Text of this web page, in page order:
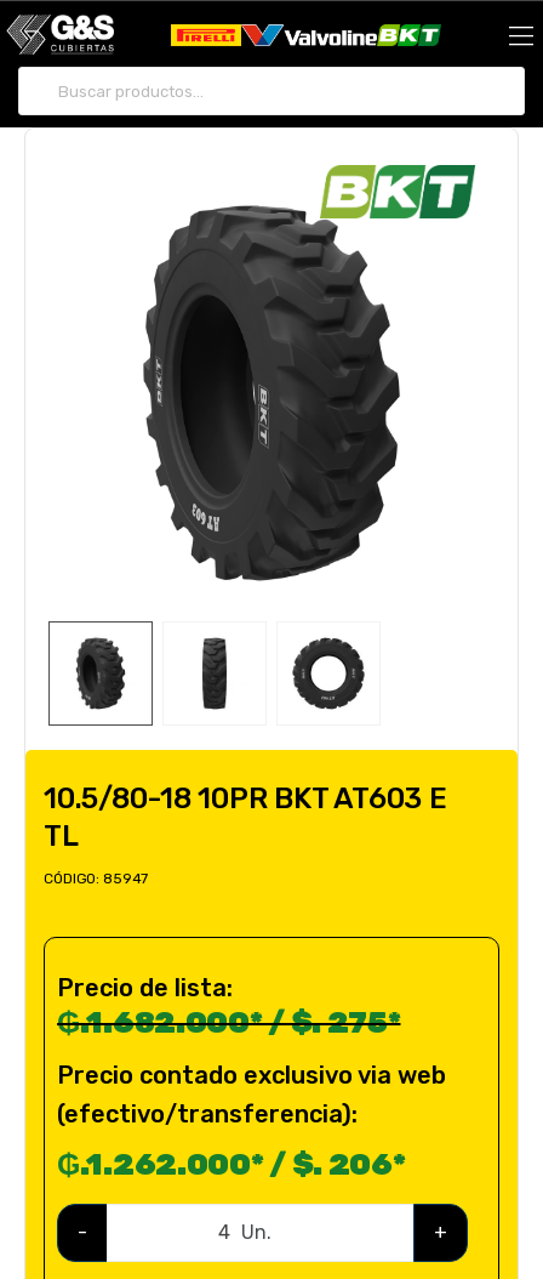
10.5/80-18 10PR BKT AT603 E
TL
CÓDIGO: 85947
Precio de lista:
₲.1.682.000* / $. 275*
Precio contado exclusivo via web
(efectivo/transferencia):
₲.1.262.000* / $. 206*
- Un. +